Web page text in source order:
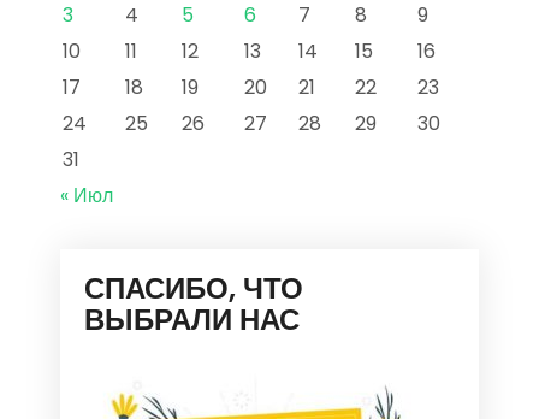
3
4 5 6 7 8
9
10
11 12 13 14 15
16
17
18 19 20 21 22
23
24
25 26 27 28 29
30
31
« Июл
СПАСИБО, ЧТО
ВЫБРАЛИ НАС